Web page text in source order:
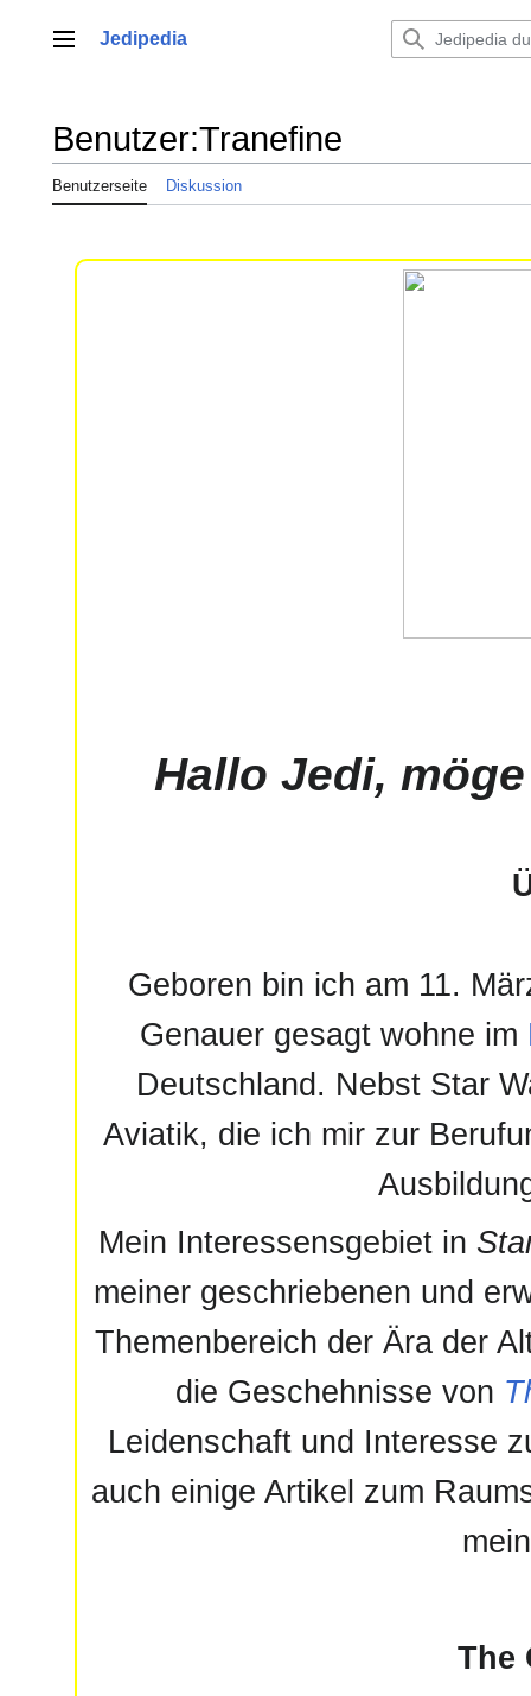
springenHauptmenü
Jedipedia
Benutzer:Tranefine
Benutzerseite Diskussion
HalloJedi,
Geboren bin ich am 11.
Genauer gesagt wohne im
Deutschland. Nebst Star
Aviatik, die ich mir zur
Mein Interessensgebiet in
meiner geschriebenen und
Themenbereich der Ära der
die Geschehnisse von
Leidenschaft und Interesse
auch einige Artikel zum
The